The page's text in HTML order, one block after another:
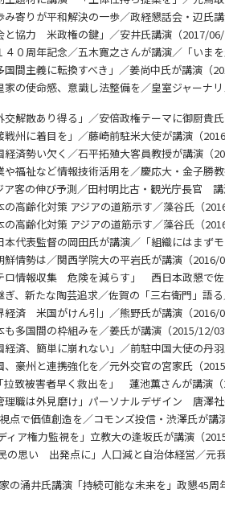
み寄りが平和解決の一歩／政経懇話会・辺氏
と協力 米政権の鍵」／安井氏講演（2017/
４０周年記念／五木寛之さんが講演／「いま
間主義に転換すべき」／姜尚中氏が講演（
の使命感、意識し法整備を／皇室ジャーナ
解散あり得る」／安倍政権テーマに御厨貴
州に着目を」／藤崎前駐米大使が講演（
済勢い欠く／石平拓殖大客員教授が講演（
福祉など情報技術活用を／慶応大・金子勝
客の伸び予測／田村明比古・観光庁長官 講
高齢化対策 アジアの道筋示す／藻谷氏（
高齢化対策 アジアの道筋示す／藻谷氏（
代表監督の岡田氏が講演／「組織にはまず
情勢は／関西学院大の平岩氏が講演（2016/
情報収集 危険を減らす」 西日本政懇で佐
ぎ、新たな陶芸追求／佐賀の「三右衛門」語
経済 米国がけん引」／熊野氏が講演（2016/
多国間の枠組みを／姜氏が講演（2015/12/
経済、簡単に崩れない」／前駐中国大使の丹
豪州と連携強化を／元外交官の宮家氏（
致被害者早く救出を」 蓮池薫さんが講演
職は外見磨け」パーソナルデザイン 唐澤
点で価値創造を／コモンズ投信・渋澤氏が講
ィア権力監視を」立教大の逢坂氏が講演（
の思い 出発点に」人口減と自治体経営／元
の涌井氏講演「持続可能な未来を」政懇45